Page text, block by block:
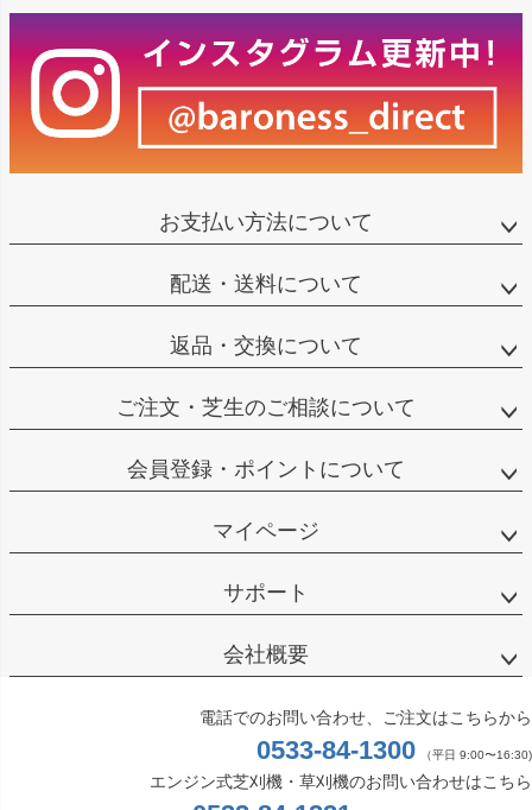
お支払い方法について
配送・送料について
返品・交換について
ご注文・芝生のご相談について
会員登録・ポイントについて
マイページ
サポート
会社概要
電話でのお問い合わせ、ご注文はこちらから
0533-84-1300 （平日 9:00〜16:30)
エンジン式芝刈機・草刈機のお問い合わせはこちら